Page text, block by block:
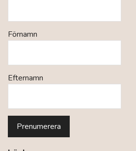
Förnamn
Efternamn